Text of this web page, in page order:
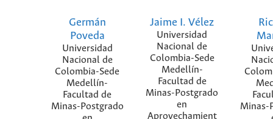
Germán
Poveda
Universidad
Nacional de
Colombia-Sede
Medellín-
Facultad de
Minas-Postgrado
Jaime I. Vélez
Universidad
Nacional de
Colombia-Sede
Medellín-
Facultad de
Minas-Postgrado
en
Aprovechamient
Minas-